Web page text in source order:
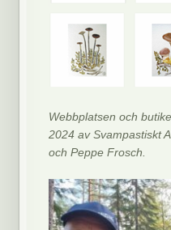
Webbplatsen och
2024 av Svampastiskt
och Peppe Frosch.